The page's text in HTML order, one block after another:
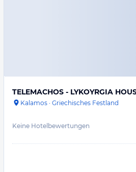
TELEMACHOS - LYKOYRGIA
Kalamos · Griechisches Festland
Keine Hotelbewertungen